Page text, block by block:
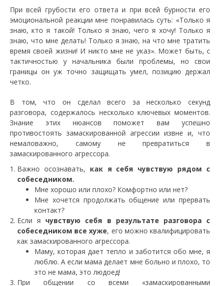
При всей грубости его ответа и при всей бурности его
эмоциональной реакции мне понравилась суть: «Только я
знаю, кто я такой! Только я знаю, чего я хочу! Только я
знаю, что мне делать! Только я знаю, на что мне тратить
время своей жизни! И никто мне не указ». Может быть, с
тактичностью у начальника были проблемы, но свои
границы он уж точно защищать умел, позицию держал
четко.
В том, что он сделал всего за несколько секунд
разговора, содержалось несколько ключевых моментов.
Знание этих нюансов поможет вам успешно
противостоять замаскированной агрессии извне и, что
немаловажно, самому не превратиться в
замаскированного агрессора.
Важно осознавать, как я себя чувствую рядом с
собеседником.
Мне хорошо или плохо? Комфортно или нет?
Мне хочется продолжать общение или прервать
контакт?
Если я чувствую себя в результате разговора с
собеседником все хуже, его можно квалифицировать
как замаскированного агрессора.
Маму, которая дает тепло и заботится обо мне, я
люблю. А если мама делает мне больно и плохо, то
это не мама, это людоед!
При общении со всеми «замаскированными